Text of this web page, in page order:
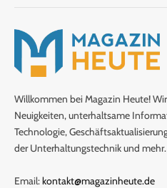
Willkommen bei Magazin Heute!
Neuigkeiten, unterhaltsame
Technologie,
der Unterhaltungstechnik und mehr.
Email:kontakt@magazinheute.de